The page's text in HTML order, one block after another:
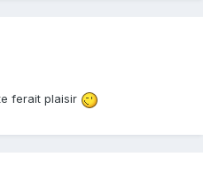
ferait plaisir